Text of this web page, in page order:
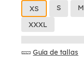
XS S M
XXXL
Guía de tallas